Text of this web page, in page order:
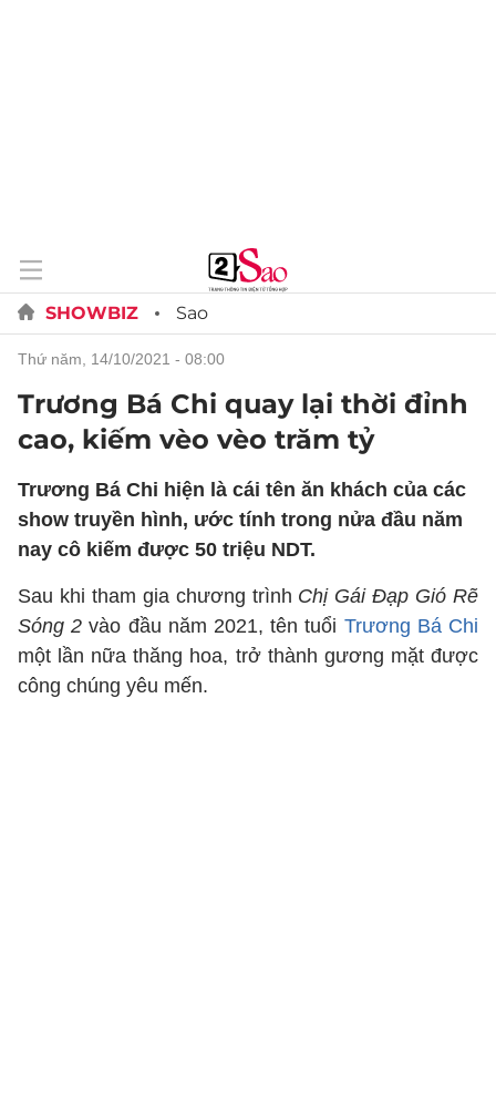
SHOWBIZ Sao
thứ năm, 14/10/2021 - 08:00
Trương Bá Chi quay lại thời đỉnh
cao, kiếm vèo vèo trăm tỷ
Trương Bá Chi hiện là cái tên ăn khách của các
show truyền hình, ước tính trong nửa đầu năm
nay cô kiếm được 50 triệu NDT.
Sau khi tham gia chương trình Chị Gái Đạp Gió Rẽ
Sóng 2 vào đầu năm 2021, tên tuổi Trương Bá Chi
một lần nữa thăng hoa, trở thành gương mặt được
công chúng yêu mến.